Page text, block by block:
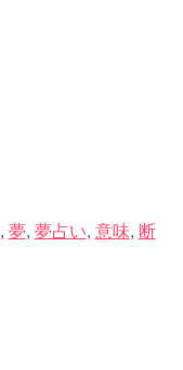
, 夢, 夢占い, 意味, 断